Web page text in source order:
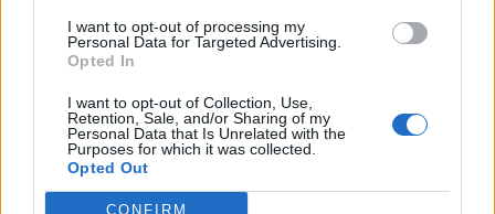
I want to opt-out of processing my
Personal Data for Targeted Advertising.
Opted In
I want to opt-out of Collection, Use,
Retention, Sale, and/or Sharing of my
Personal Data that Is Unrelated with the
Purposes for which it was collected.
Opted Out
CONFIRM
Leonardo Maria Del Vecchio dall'ex compagna
in ospedale. Le dichiarazioni ai giornalisti